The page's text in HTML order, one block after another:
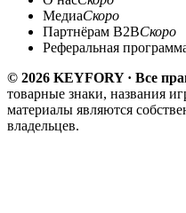
МедиаСкоро
Партнёрам B2BСкоро
Реферальная
© 2026 KEYFORY · Все
товарные знаки, названия
материалы являются
владельцев.